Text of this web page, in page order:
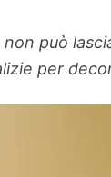
può
per